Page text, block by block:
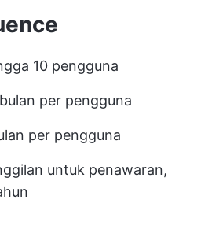
10 pengguna
per pengguna
per pengguna
untuk penawaran,